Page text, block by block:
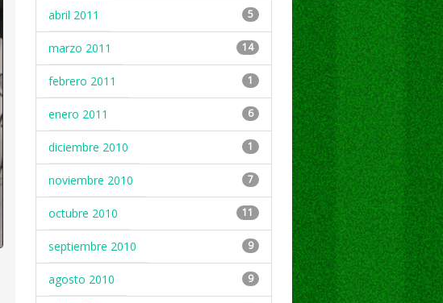
abril 2011 5
marzo 2011 14
febrero 2011 1
enero 2011 6
diciembre 2010 1
noviembre 2010 7
octubre 2010 11
septiembre 2010 9
agosto 2010 9